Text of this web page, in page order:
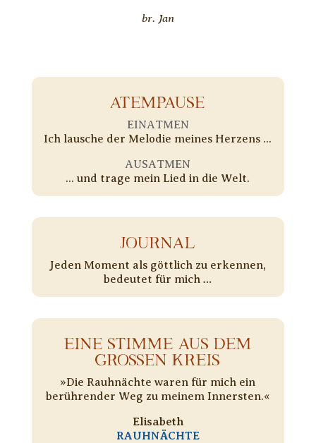
br. Jan
ATEMPAUSE
EINATMEN
Ich lausche der Melodie meines Herzens ...
AUSATMEN
... und trage mein Lied in die Welt.
JOURNAL
Jeden Moment als göttlich zu erkennen,
bedeutet für mich …
EINE STIMME AUS DEM
GROSSEN KREIS
»Die Rauhnächte waren für mich ein
berührender Weg zu meinem Innersten.«
Elisabeth
RAUHNÄCHTE